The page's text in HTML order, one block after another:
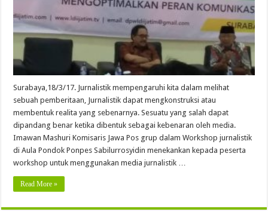
Surabaya,18/3/17. Jurnalistik mempengaruhi kita dalam melihat
sebuah pemberitaan, Jurnalistik dapat mengkonstruksi atau
membentuk realita yang sebenarnya. Sesuatu yang salah dapat
dipandang benar ketika dibentuk sebagai kebenaran oleh media.
Imawan Mashuri Komisaris Jawa Pos grup dalam Workshop jurnalistik
di Aula Pondok Ponpes Sabilurrosyidin menekankan kepada peserta
workshop untuk menggunakan media jurnalistik …
Read More »